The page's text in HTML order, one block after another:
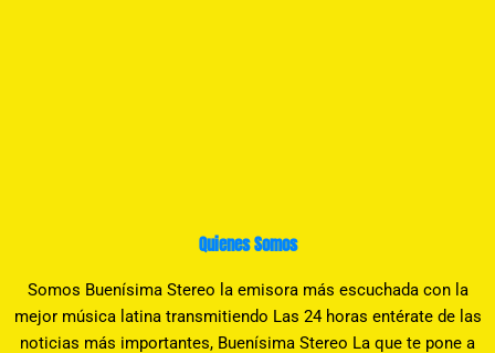
Quienes Somos
Somos Buenísima Stereo la emisora más escuchada con la
mejor música latina transmitiendo Las 24 horas entérate de las
noticias más importantes, Buenísima Stereo La que te pone a